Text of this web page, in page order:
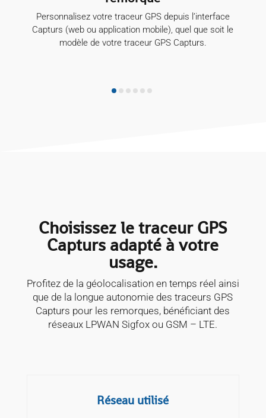
GPS depuis l’interface
mobile), quel que soit le
GPS Capturs.
Visionnez les informations de
temps réel sur la carte ainsi que
et les points d’arrêt associés.
Choisissez le traceur GPS
Capturs adapté à votre
usage.
Profitez de la géolocalisation en temps réel ainsi
que de la longue autonomie des traceurs GPS
Capturs pour les remorques, bénéficiant des
réseaux LPWAN Sigfox ou GSM – LTE.
Réseau utilisé